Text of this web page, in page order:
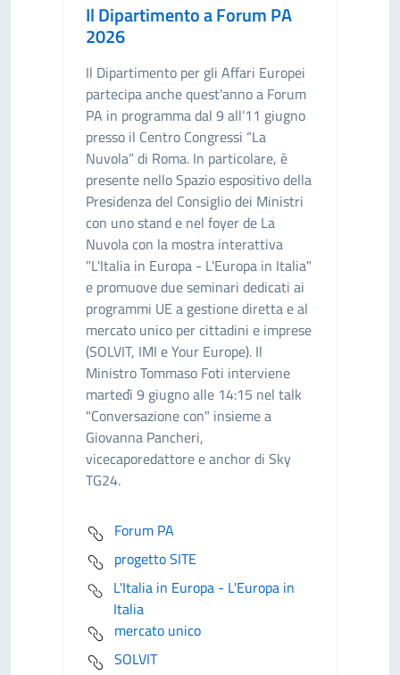
Il Dipartimento a Forum PA
2026
Il Dipartimento per gli Affari Europei
partecipa anche quest'anno a Forum
PA in programma dal 9 all’11 giugno
presso il Centro Congressi “La
Nuvola” di Roma. In particolare, è
presente nello Spazio espositivo della
Presidenza del Consiglio dei Ministri
con uno stand e nel foyer de La
Nuvola con la mostra interattiva
"L'Italia in Europa - L'Europa in Italia"
e promuove due seminari dedicati ai
programmi UE a gestione diretta e al
mercato unico per cittadini e imprese
(SOLVIT, IMI e Your Europe). Il
Ministro Tommaso Foti interviene
martedì 9 giugno alle 14:15 nel talk
"Conversazione con" insieme a
Giovanna Pancheri,
vicecaporedattore e anchor di Sky
TG24.
Forum PA
progetto SITE
L'Italia in Europa - L'Europa in
Italia
mercato unico
SOLVIT